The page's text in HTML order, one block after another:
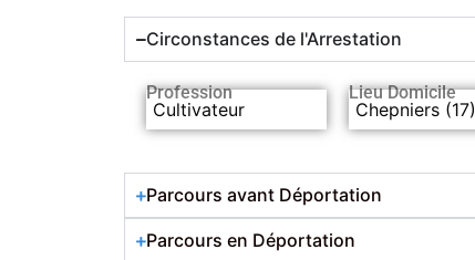
Circonstances de l'Arrestation
Profession
Cultivateur
Lieu Domicile
Chepniers (17)
Parcours avant Déportation
Parcours en Déportation